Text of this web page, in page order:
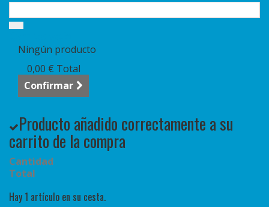
Ningún producto
0,00 € Total
Confirmar
Producto añadido correctamente a su
carrito de la compra
Cantidad
Total
Hay 1 artículo en su cesta.